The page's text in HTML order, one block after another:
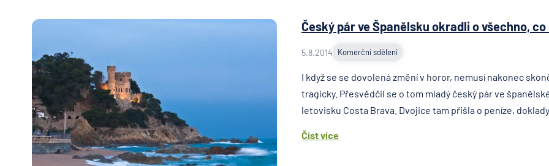
Český pár ve Španělsku okradli o všechno, co
5.8.2014 Komerční sdělení
I když se se dovolená změní v horor, nemusí nakonec
tragicky. Přesvědčil se o tom mladý český pár ve
letovisku Costa Brava. Dvojice tam přišla o peníze, doklady
Číst více